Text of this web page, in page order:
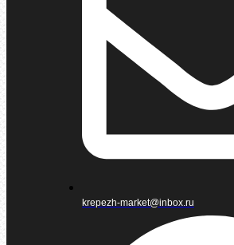
krepezh-market@inbox.ru